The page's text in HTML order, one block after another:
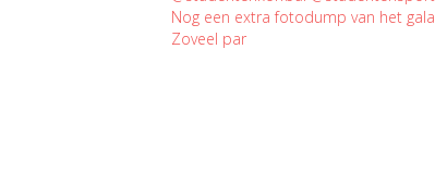
Nog een extra fotodump van het gala
Zoveel par